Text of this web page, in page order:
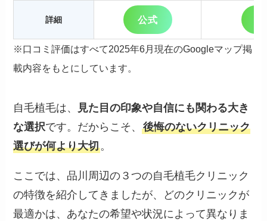
詳細 公式
※口コミ評価はすべて2025年6月現在のGoogleマップ掲
載内容をもとにしています。
自毛植毛は、
見た目の印象や自信にも関わる大き
な選択です。だからこそ、後悔のないクリニック
選びが何より大切。
ここでは、品川周辺の３つの自毛植毛クリニック
の特徴を紹介してきましたが、どのクリニックが
最適かは、あなたの希望や状況によって異なりま